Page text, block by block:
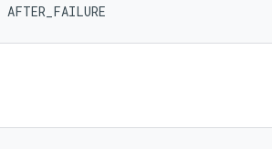
AFTER_FAILURE